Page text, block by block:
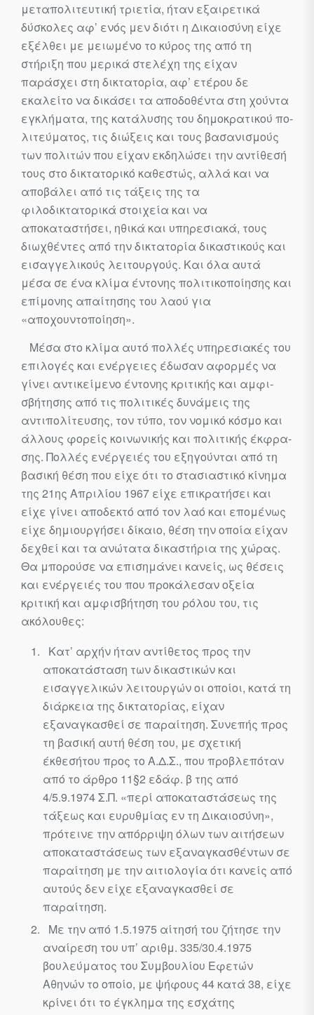
μεταπολιτευτική τριετία, ήταν εξαιρετικά
δύσκολες αφ’ ενός μεν διότι η Δικαιοσύνη είχε
εξέλθει με μειωμένο το κύρος της από τη
στήριξη που μερικά στελέχη της είχαν
παράσχει στη δικτατορία, αφ’ ετέρου δε
εκαλείτο να δικάσει τα αποδοθέντα στη χούντα
εγκλήματα, της κατάλυσης του δημοκρατικού πο­
λιτεύματος, τις διώξεις και τους βασανισμούς
των πολιτών που είχαν εκδηλώσει την αντίθεσή
τους στο δικτατορικό καθεστώς, αλλά και να
αποβάλει από τις τάξεις της τα
φιλοδικτατορικά στοιχεία και να
αποκαταστήσει, ηθικά και υπηρεσιακά, τους
διωχθέντες από την δικτατο­ρία δικαστικούς και
εισαγγελικούς λειτουργούς. Και όλα αυτά
μέσα σε ένα κλίμα έντονης πολιτικοποίησης και
επίμονης απαίτησης του λαού για
«αποχουντοποίηση».
Μέσα στο κλίμα αυτό πολλές υπηρεσιακές του
επιλογές και ενέρ­γειες έδωσαν αφορμές να
γίνει αντικείμενο έντονης κριτικής και αμφι­
σβήτησης από τις πολιτικές δυνάμεις της
αντιπολίτευσης, τον τύπο, τον νομικό κόσμο και
άλλους φορείς κοινωνικής και πολιτικής έκφρα­
σης. Πολλές ενέργειές του εξηγούνται από τη
βασική θέση που είχε ότι το στασιαστικό κίνημα
της 21ης Απριλίου 1967 είχε επικρατήσει και
είχε γίνει αποδεκτό από τον λαό και επομένως
είχε δημιουργήσει δί­καιο, θέση την οποία είχαν
δεχθεί και τα ανώτατα δικαστήρια της χώ­ρας.
Θα μπορούσε να επισημάνει κανείς, ως θέσεις
και ενέργειές του που προκάλεσαν οξεία
κριτική και αμφισβήτηση του ρόλου του, τις
ακόλουθες:
Κατ’ αρχήν ήταν αντίθετος προς την
αποκατάσταση των δικαστι­κών και
εισαγγελικών λειτουργών οι οποίοι, κατά τη
διάρκεια της δι­κτατορίας, είχαν
εξαναγκασθεί σε παραίτηση. Συνεπής προς
τη βασική αυτή θέση του, με σχετική
έκθεσήτου προς το Α.Δ.Σ., που προβλεπόταν
από το άρθρο 11§2 εδάφ. β της από
4/5.9.1974 Σ.Π. «περί αποκαταστάσεως της
τάξεως και ευρυθμίας εν τη Δικαιοσύνη»,
πρότεινε την απόρριψη όλων των αιτήσεων
αποκαταστάσεως των εξαναγκασθέντων σε
παραίτηση με την αιτιολογία ότι κανείς από
αυτούς δεν είχε εξαναγκασθεί σε
παραίτηση.
Με την από 1.5.1975 αίτησή του ζήτησε την
αναίρεση του υπ’ αριθμ. 335/30.4.1975
βουλεύματος του Συμβουλίου Εφετών
Αθηνών το οποίο, με ψήφους 44 κατά 38, είχε
κρίνει ότι το έγκλημα της εσχάτης